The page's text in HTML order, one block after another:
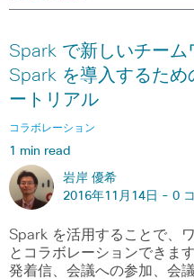
Spark で新しいチー
Spark を導入するため
ートリアル
コラボレーション
1 min read
岩岸 優希
2016年11月14日 - 0
Spark を活用することで、
とコラボレーションできま
発着信、会議への参加、会